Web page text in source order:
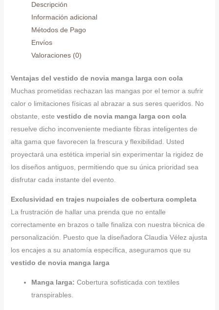
Descripción
Información adicional
Métodos de Pago
Envíos
Valoraciones (0)
Ventajas del vestido de novia manga larga con cola
Muchas prometidas rechazan las mangas por el temor a sufrir
calor o limitaciones físicas al abrazar a sus seres queridos. No
obstante, este vestido de novia manga larga con cola
resuelve dicho inconveniente mediante fibras inteligentes de
alta gama que favorecen la frescura y flexibilidad. Usted
proyectará una estética imperial sin experimentar la rigidez de
los diseños antiguos, permitiendo que su única prioridad sea
disfrutar cada instante del evento.
Exclusividad en trajes nupciales de cobertura completa
La frustración de hallar una prenda que no entalle
correctamente en brazos o talle finaliza con nuestra técnica de
personalización. Puesto que la diseñadora Claudia Vélez ajusta
los encajes a su anatomía específica, aseguramos que su
vestido de novia manga larga
Manga larga: Cobertura sofisticada con textiles
transpirables.